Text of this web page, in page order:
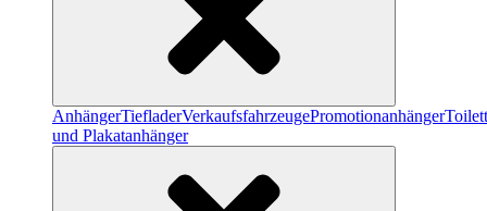
AnhängerTiefladerVerkaufsfahrzeugePromotionanhänger
und Plakatanhänger